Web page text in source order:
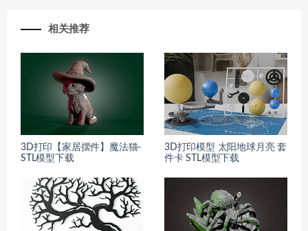
相关推荐
3D打印【家居摆件】魔法猫-
STL模型下载
3D打印模型 太阳地球月亮 套
件卡 STL模型下载